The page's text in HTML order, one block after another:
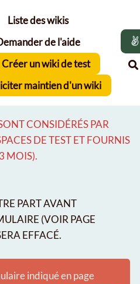
Liste des wikis
de l'aide
Créer un wiki de test
maintien d'un wiki
CONSIDÉRÉS PAR
DE TEST ET FOURNIS
MOIS).
PART AVANT
(VOIR PAGE
EFFACÉ.
indiqué en page